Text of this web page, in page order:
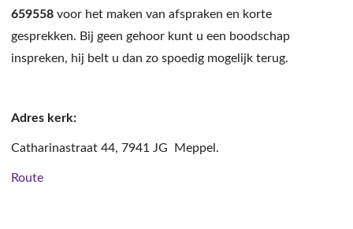
659558 voor het maken van afspraken en korte
gesprekken. Bij geen gehoor kunt u een boodschap
inspreken, hij belt u dan zo spoedig mogelijk terug.
Adres kerk:
Catharinastraat 44, 7941 JG Meppel.
Route